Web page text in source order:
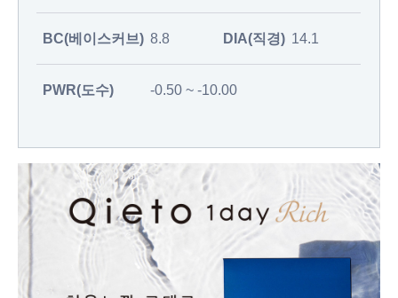
BC(베이스커브) 8.8 DIA(직경) 14.1
PWR(도수) -0.50 ~ -10.00